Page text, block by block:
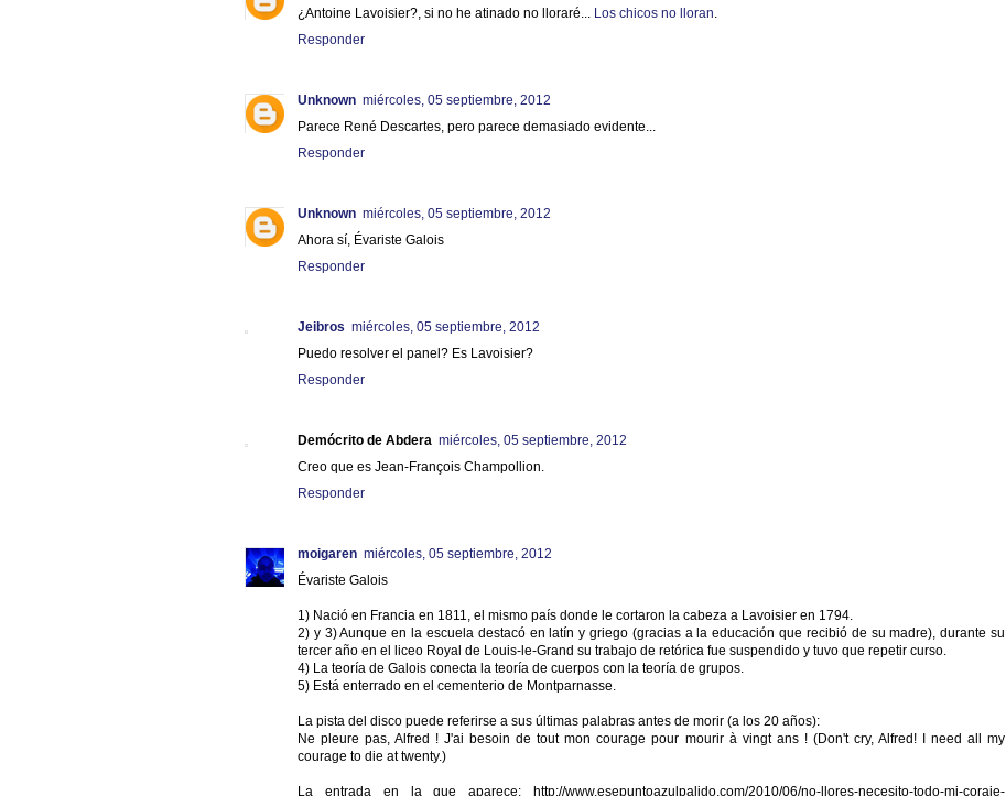
¿Antoine Lavoisier?, si no he atinado no lloraré... Los chicos no lloran.
Responder
Unknown miércoles, 05 septiembre, 2012
Parece René Descartes, pero parece demasiado evidente...
Responder
Unknown miércoles, 05 septiembre, 2012
Ahora sí, Évariste Galois
Responder
Jeibros miércoles, 05 septiembre, 2012
Puedo resolver el panel? Es Lavoisier?
Responder
Demócrito de Abdera miércoles, 05 septiembre, 2012
Creo que es Jean-François Champollion.
Responder
moigaren miércoles, 05 septiembre, 2012
Évariste Galois
1) Nació en Francia en 1811, el mismo país donde le cortaron la cabeza a Lavoisier en 1794.
2) y 3) Aunque en la escuela destacó en latín y griego (gracias a la educación que recibió de su madre), durante su
tercer año en el liceo Royal de Louis-le-Grand su trabajo de retórica fue suspendido y tuvo que repetir curso.
4) La teoría de Galois conecta la teoría de cuerpos con la teoría de grupos.
5) Está enterrado en el cementerio de Montparnasse.
La pista del disco puede referirse a sus últimas palabras antes de morir (a los 20 años):
Ne pleure pas, Alfred ! J'ai besoin de tout mon courage pour mourir à vingt ans ! (Don't cry, Alfred! I need all my
courage to die at twenty.)
La entrada en la que aparece: http://www.esepuntoazulpalido.com/2010/06/no-llores-necesito-todo-mi-coraje-